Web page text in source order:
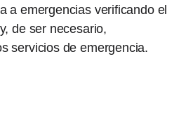
a emergencias verificando el
de ser necesario,
servicios de emergencia.